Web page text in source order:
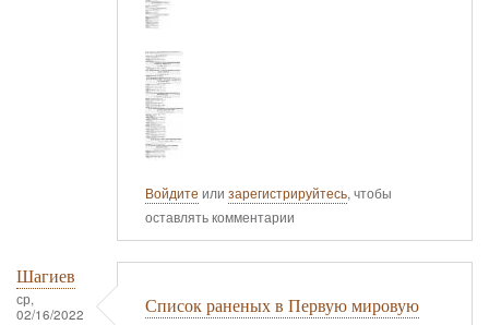
Войдите или зарегистрируйтесь, чтобы
оставлять комментарии
Шагиев
ср,
02/16/2022
Список раненых в Первую мировую